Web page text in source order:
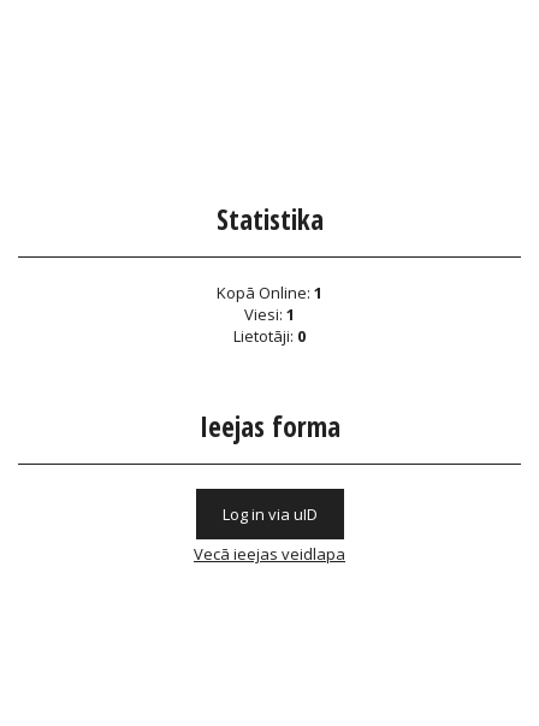
Statistika
Kopā Online: 1
Viesi: 1
Lietotāji: 0
Ieejas forma
Log in via uID
Vecā ieejas veidlapa